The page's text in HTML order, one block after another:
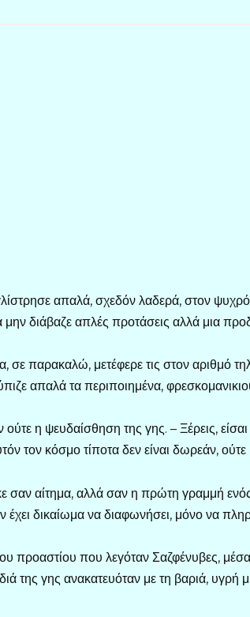
απαλά, σχεδόν λαδερά, στον
μην διάβαζε απλές προτάσεις αλλά μια
σε παρακαλώ, μετέφερε τις στον αριθμό
απαλά τα περιποιημένα,
ούτε η ψευδαίσθηση της γης. – Ξέρεις,
τον κόσμο τίποτα δεν είναι δωρεάν,
σαν αίτημα, αλλά σαν η πρώτη γραμμή ενός
έχει δικαίωμα να διαφωνήσει, μόνο να
προαστίου που λεγόταν Σαζφένυβες,
της γης ανακατευόταν με τη βαριά,